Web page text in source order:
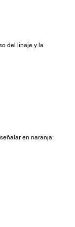
del linaje y la
en naranja: